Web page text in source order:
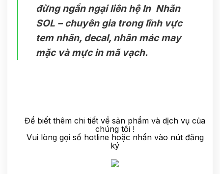
đừng ngần ngại liên hệ In Nhãn
SOL – chuyên gia trong lĩnh vực
tem nhãn, decal, nhãn mác may
mặc và mực in mã vạch.
Để biết thêm chi tiết về sản phẩm và dịch vụ của
chúng tôi !
Vui lòng gọi số hotline hoặc nhấn vào nút đăng
ký